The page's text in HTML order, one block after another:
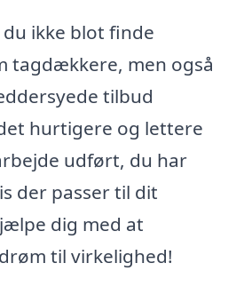
ikke blot finde
tagdækkere, men også
tilbud
hurtigere og lettere
udført, du har
der passer til dit
dig med at
til virkelighed!